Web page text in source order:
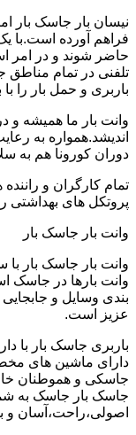
نیسان بار جاسک بار
فراهم آورده است.با
حاضر شوند و در امر
تلفنی در تمام
باربری و حمل بار را
وانت بار ما همیشه و
اندیشد.همواره به
دوران کورونا هم به
تمام کارگران و
پروتکل های بهداشتی
وانت بار جاسک بار
وانت بار جاسک بار با
وانت بارها در جاسک
بندی وسایل و
عزیز است.
باربری جاسک بار با
دارای ماشین های
جاسکی و هموطنان
جاسک بار جاسک به
اصولی،راحت،آسان و